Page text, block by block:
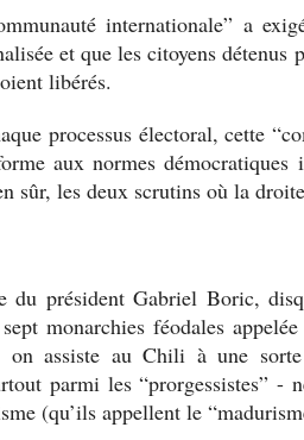
internationale” a
et que les citoyens détenus
libérés.
processus électoral, cette
aux normes démocratiques
sûr, les deux scrutins où la
du président Gabriel Boric,
monarchies féodales
assiste au Chili à une
parmi les “prorgessistes” -
(qu’ils appellent le